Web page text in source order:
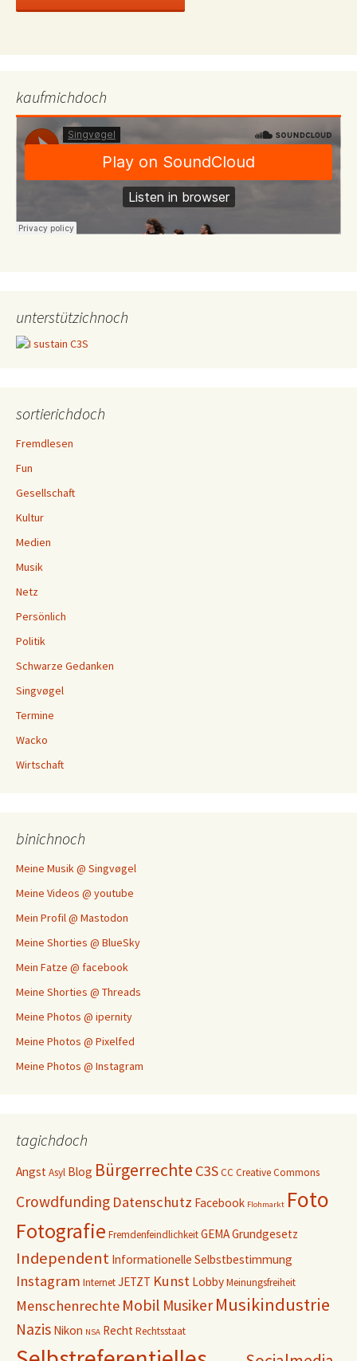
kaufmichdoch
unterstützichnoch
sortierichdoch
Fremdlesen
Fun
Gesellschaft
Kultur
Medien
Musik
Netz
Persönlich
Politik
Schwarze Gedanken
Singvøgel
Termine
Wacko
Wirtschaft
binichnoch
Meine Musik @ Singvøgel
Meine Videos @ youtube
Mein Profil @ Mastodon
Meine Shorties @ BlueSky
Mein Fatze @ facebook
Meine Shorties @ Threads
Meine Photos @ ipernity
Meine Photos @ Pixelfed
Meine Photos @ Instagram
tagichdoch
AngstAsyl Blog Bürgerrechte C3SCC Creative Commons
Crowdfunding Datenschutz Facebook Flohmarkt Foto
Fotografie FremdenfeindlichkeitGEMAGrundgesetz
Independent Informationelle Selbstbestimmung
Instagram InternetJETZT Kunst LobbyMeinungsfreiheit
Menschenrechte Mobil Musiker Musikindustrie
Nazis Nikon NSA RechtRechtsstaat